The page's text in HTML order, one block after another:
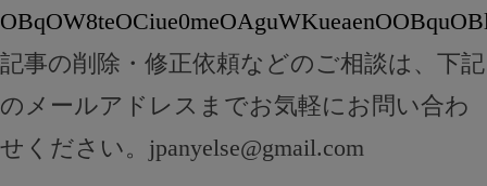
記事の削除・修正依頼などのご相談は、下記
のメールアドレスまでお気軽にお問い合わ
せください。 jpanyelse@gmail.com